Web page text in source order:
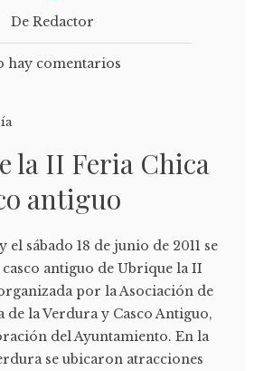
De Redactor
hay comentarios
la II Feria Chica
antiguo
el sábado 18 de junio de 2011 se
antiguo de Ubrique la II
por la Asociación de
de la Verdura y Casco Antiguo,
del Ayuntamiento. En la
se ubicaron atracciones